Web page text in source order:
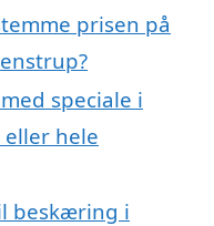
prisen på
speciale i
hele
beskæring i